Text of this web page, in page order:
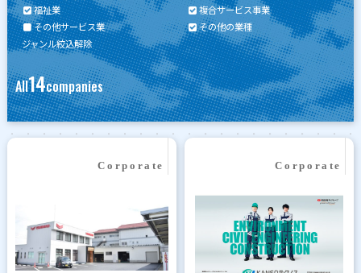
福祉業
複合サービス事業
その他サービス業
その他の業種
ジャンル絞込解除
All14companies